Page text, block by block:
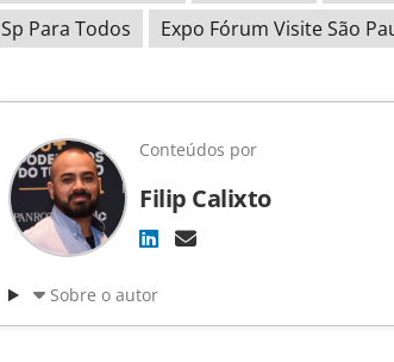
Sp Para Todos
Expo Fórum Visite São
Conteúdos por
Filip Calixto
Sobre o autor